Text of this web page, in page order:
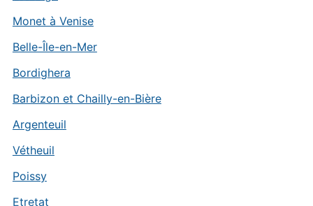
Monet à Venise
Belle-Île-en-Mer
Bordighera
Barbizon et Chailly-en-Bière
Argenteuil
Vétheuil
Poissy
Etretat